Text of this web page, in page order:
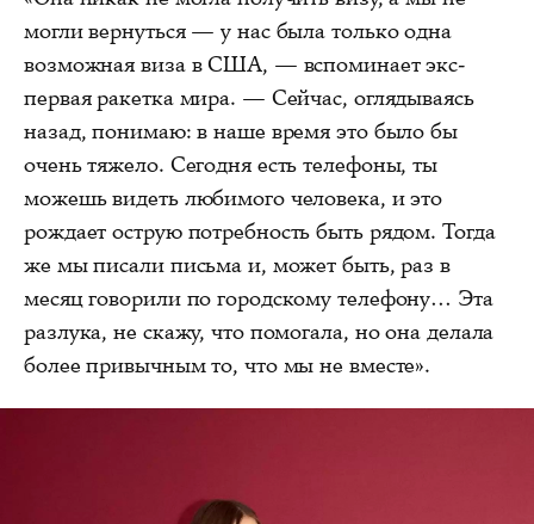
могли вернуться — у нас была только одна
возможная виза в США, — вспоминает экс-
первая ракетка мира. — Сейчас, оглядываясь
назад, понимаю: в наше время это было бы
очень тяжело. Сегодня есть телефоны, ты
можешь видеть любимого человека, и это
рождает острую потребность быть рядом. Тогда
же мы писали письма и, может быть, раз в
месяц говорили по городскому телефону… Эта
разлука, не скажу, что помогала, но она делала
более привычным то, что мы не вместе».